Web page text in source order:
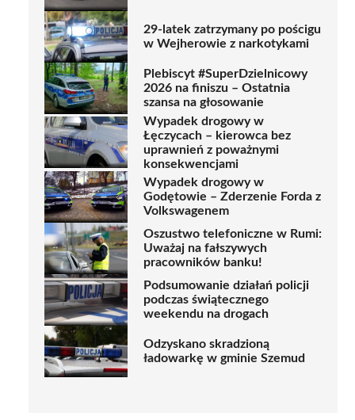
29-latek zatrzymany po pościgu
w Wejherowie z narkotykami
Plebiscyt #SuperDzielnicowy
2026 na finiszu – Ostatnia
szansa na głosowanie
Wypadek drogowy w
Łęczycach – kierowca bez
uprawnień z poważnymi
konsekwencjami
Wypadek drogowy w
Godętowie – Zderzenie Forda z
Volkswagenem
Oszustwo telefoniczne w Rumi:
Uważaj na fałszywych
pracowników banku!
Podsumowanie działań policji
podczas świątecznego
weekendu na drogach
Odzyskano skradzioną
ładowarkę w gminie Szemud